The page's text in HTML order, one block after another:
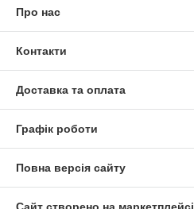
Про нас
Контакти
Доставка та оплата
Графік роботи
Повна версія сайту